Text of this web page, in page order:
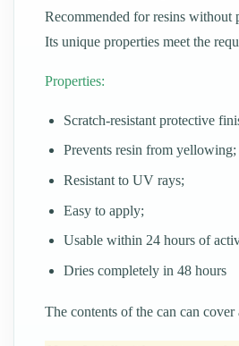
Recommended for resins without
Its unique properties meet the
Properties:
Scratch-resistant protective
Prevents resin from yellowing;
Resistant to UV rays;
Easy to apply;
Usable within 24 hours of
Dries completely in 48 hours
The contents of the can can